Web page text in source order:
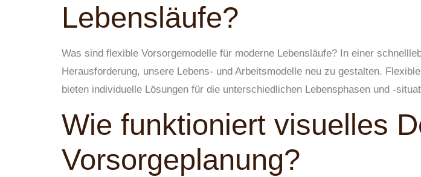
Lebensläufe?
Was sind flexible Vorsorgemodelle für moderne Lebensläufe? In einer
Herausforderung, unsere Lebens- und Arbeitsmodelle neu zu gestalten.
bieten individuelle Lösungen für die unterschiedlichen Lebensphasen und -
Wie funktioniert visuelles
Vorsorgeplanung?